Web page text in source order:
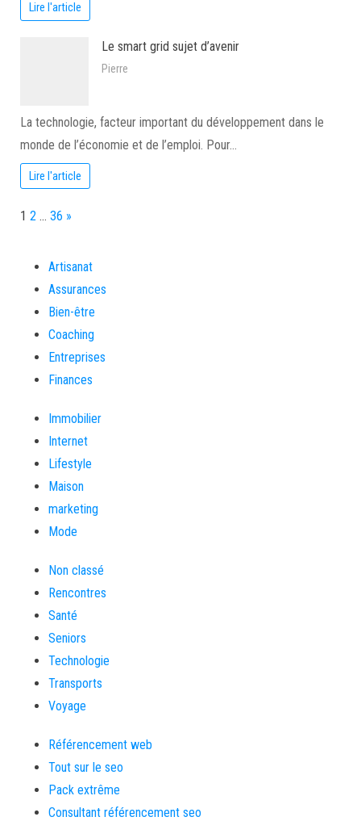
Lire l'article
Le smart grid sujet d’avenir
Pierre
La technologie, facteur important du développement dans le
monde de l’économie et de l’emploi. Pour…
Lire l'article
Page:
1 2 … 36 Next
»
Artisanat
Assurances
Bien-être
Coaching
Entreprises
Finances
Immobilier
Internet
Lifestyle
Maison
marketing
Mode
Non classé
Rencontres
Santé
Seniors
Technologie
Transports
Voyage
Référencement web
Tout sur le seo
Pack extrême
Consultant référencement seo